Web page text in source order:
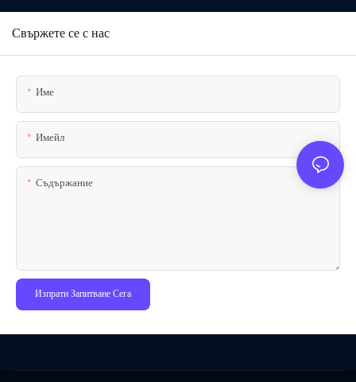
Свържете се с нас
Име
Имейл
Съдържание
Изпрати Запитване Сега